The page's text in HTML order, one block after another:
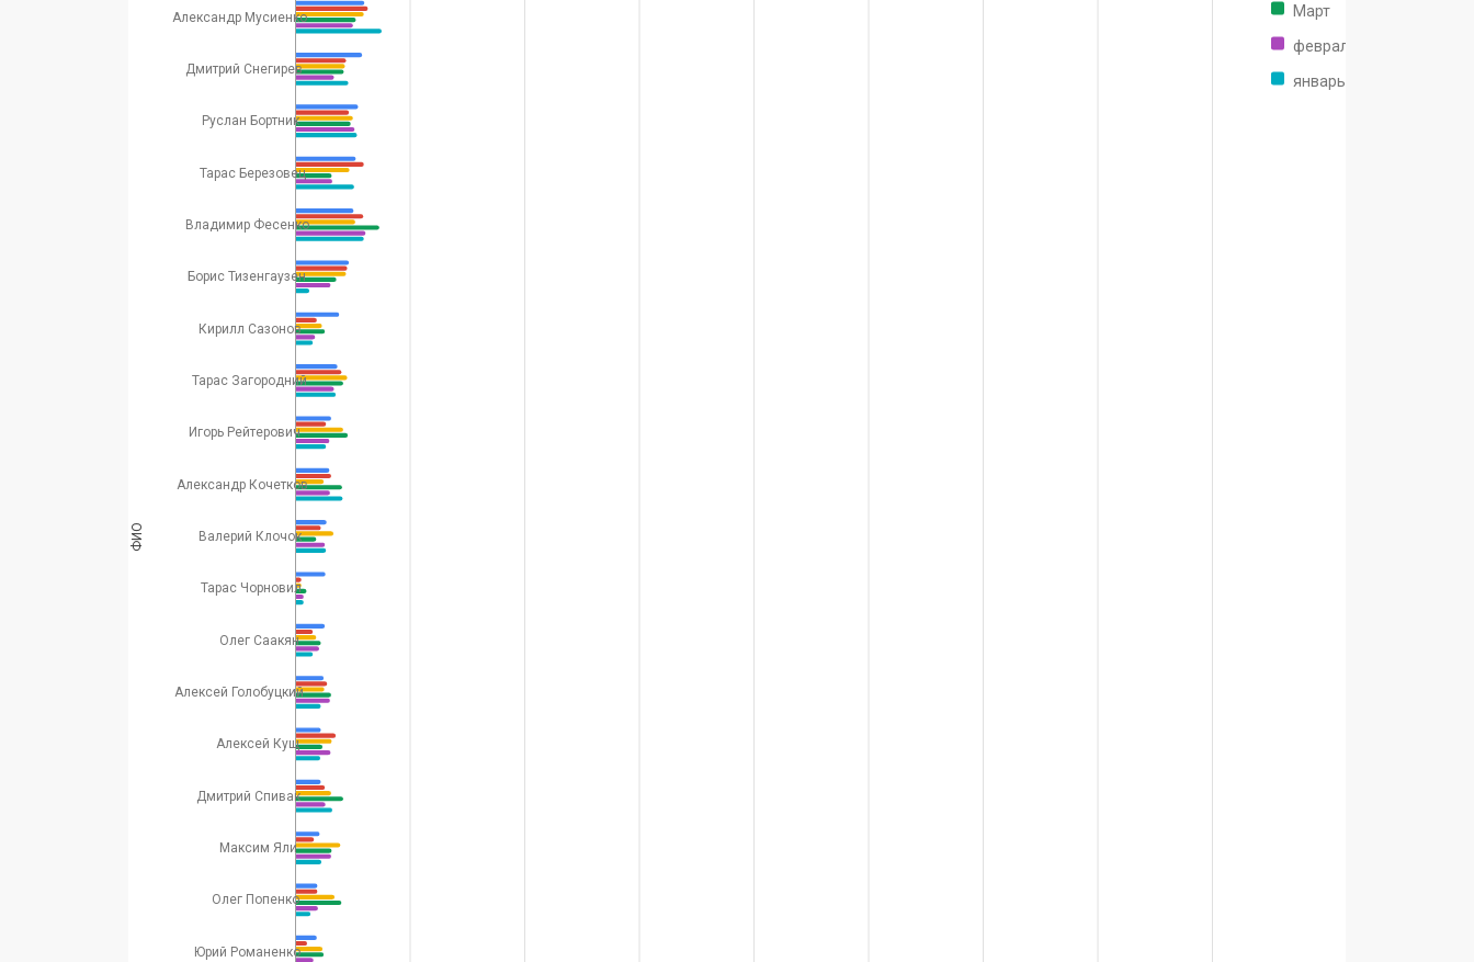
Март
февраль
январь
Александр Мусиенко
Дмитрий Снегирев
Руслан Бортник
Тарас Березовец
Владимир Фесенко
Борис Тизенгаузен
Кирилл Сазонов
Тарас Загородний
Игорь Рейтерович
Александр Кочетков
Валерий Клочок
Тарас Чорновил
Олег Саакян
Алексей Голобуцкий
Алексей Кущ
Дмитрий Спивак
Максим Яли
Олег Попенко
Юрий Романенко
ФИО